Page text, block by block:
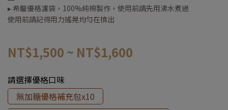
▸ 希臘優格濾袋，100%純棉製作，使用前請先用沸水煮過
使用前請記得用力搖晃均勻在擠出
NT$1,500 ~ NT$1,600
請選擇優格口味
無加糖優格補充包x10